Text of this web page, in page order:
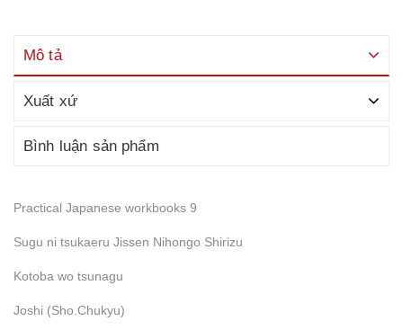
Mô tả
Xuất xứ
Bình luận sản phẩm
Practical Japanese workbooks 9
Sugu ni tsukaeru Jissen Nihongo Shirizu
Kotoba wo tsunagu
Joshi (Sho.Chukyu)